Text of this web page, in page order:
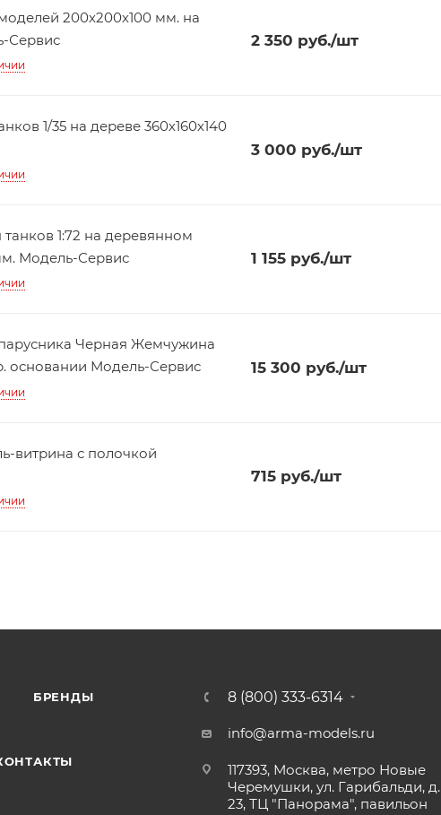
200х200х100 мм. на
Сервис
2 350 руб./шт
1/35 на дереве 360х160х140
3 000 руб./шт
1:72 на деревянном
Модель-Сервис
1 155руб./шт
Черная Жемчужина
основании Модель-Сервис
15 300 руб./шт
витрина с полочкой
715руб./шт
БРЕНДЫ 8 (800) 333-6314
info@arma-models.ru
117393, Москва, метро Новые
Черемушки, ул. Гарибальди, д.
23, ТЦ "Панорама", павильон